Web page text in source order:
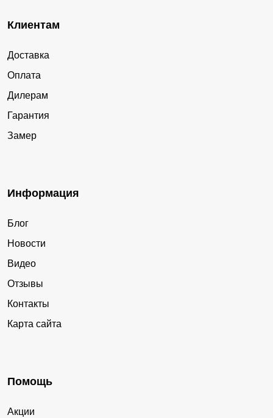
Клиентам
Доставка
Оплата
Дилерам
Гарантия
Замер
Информация
Блог
Новости
Видео
Отзывы
Контакты
Карта сайта
Помощь
Акции